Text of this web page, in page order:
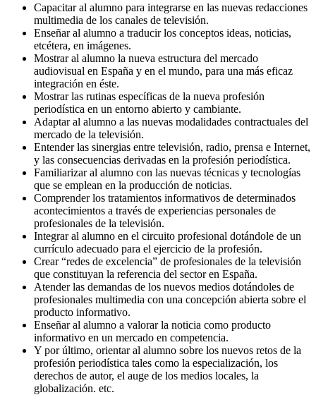
Capacitar al alumno para integrarse en las nuevas redacciones
multimedia de los canales de televisión.
Enseñar al alumno a traducir los conceptos ideas, noticias,
etcétera, en imágenes.
Mostrar al alumno la nueva estructura del mercado
audiovisual en España y en el mundo, para una más eficaz
integración en éste.
Mostrar las rutinas específicas de la nueva profesión
periodística en un entorno abierto y cambiante.
Adaptar al alumno a las nuevas modalidades contractuales del
mercado de la televisión.
Entender las sinergias entre televisión, radio, prensa e Internet,
y las consecuencias derivadas en la profesión periodística.
Familiarizar al alumno con las nuevas técnicas y tecnologías
que se emplean en la producción de noticias.
Comprender los tratamientos informativos de determinados
acontecimientos a través de experiencias personales de
profesionales de la televisión.
Integrar al alumno en el circuito profesional dotándole de un
currículo adecuado para el ejercicio de la profesión.
Crear “redes de excelencia” de profesionales de la televisión
que constituyan la referencia del sector en España.
Atender las demandas de los nuevos medios dotándoles de
profesionales multimedia con una concepción abierta sobre el
producto informativo.
Enseñar al alumno a valorar la noticia como producto
informativo en un mercado en competencia.
Y por último, orientar al alumno sobre los nuevos retos de la
profesión periodística tales como la especialización, los
derechos de autor, el auge de los medios locales, la
globalización. etc.